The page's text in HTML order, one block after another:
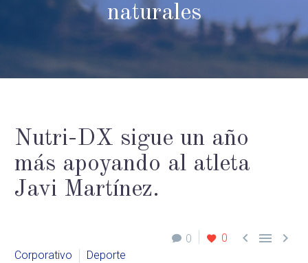
naturales
Nutri-DX sigue un año
más apoyando al atleta
Javi Martínez.
0 0   
Corporativo
Deporte